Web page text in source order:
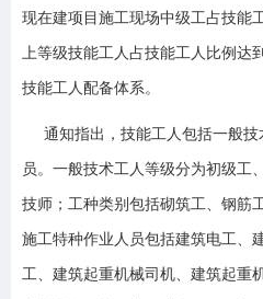
现在建项目施工现场中级工占技能
上等级技能工人占技能工人比例
技能工人配备体系。
通知指出，技能工人包括一般
员。一般技术工人等级分为初级工
技师；工种类别包括砌筑工、钢筋
施工特种作业人员包括建筑电工、
工、建筑起重机械司机、建筑起重